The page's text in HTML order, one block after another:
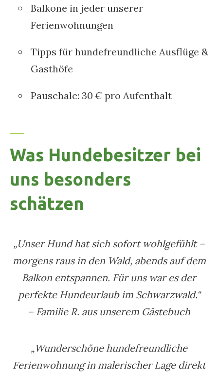
Balkone in jeder unserer
Ferienwohnungen
Tipps für hundefreundliche Ausflüge &
Gasthöfe
Pauschale: 30 € pro Aufenthalt
Was Hundebesitzer bei
uns besonders
schätzen
„Unser Hund hat sich sofort wohlgefühlt –
morgens raus in den Wald, abends auf dem
Balkon entspannen. Für uns war es der
perfekte Hundeurlaub im Schwarzwald.“
– Familie R. aus unserem Gästebuch
„Wunderschöne hundefreundliche
Ferienwohnung in malerischer Lage direkt